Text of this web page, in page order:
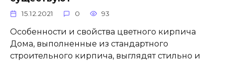
15.12.2021 0 93
Особенности и свойства цветного кирпича
Дома, выполненные из стандартного
строительного кирпича, выглядят стильно и